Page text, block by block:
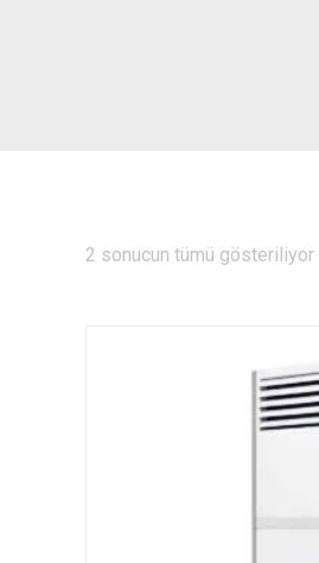
2 sonucun tümü gösteriliyor